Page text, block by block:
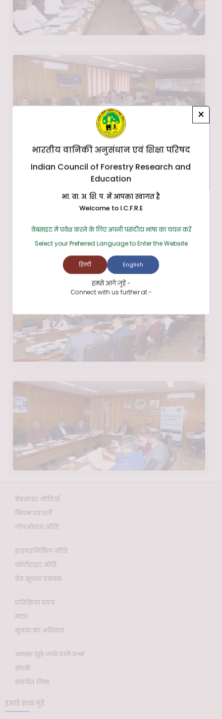
वेबसाइट नीतियाँ
नियम एवं शर्तें
गोपनीयता नीति
हाइपरलिंकिंग नीति
कॉपीराइट नीति
वेब सूचना प्रबंधक
प्रतिक्रिया प्रपत्र
मदद
सूचना का अधिकार
अक्सर पूछे जाने वाले प्रश्न
संपर्क
संबंधित लिंक
हमारे साथ जुड़ें
×
भारतीय वानिकी अनुसंधान एवं शिक्षा परिषद
Indian Council of Forestry Research and
Education
भा. वा. अ. शि. प. में आपका स्वागत है
Welcome to I.C.F.R.E
वेबसाइट में प्रवेश करने के लिए अपनी पसंदीदा भाषा का चयन करें
Select your Preferred Language to Enter the Website
हिन्दी English
हमसे आगे जुड़ें -
Connect with us further at -